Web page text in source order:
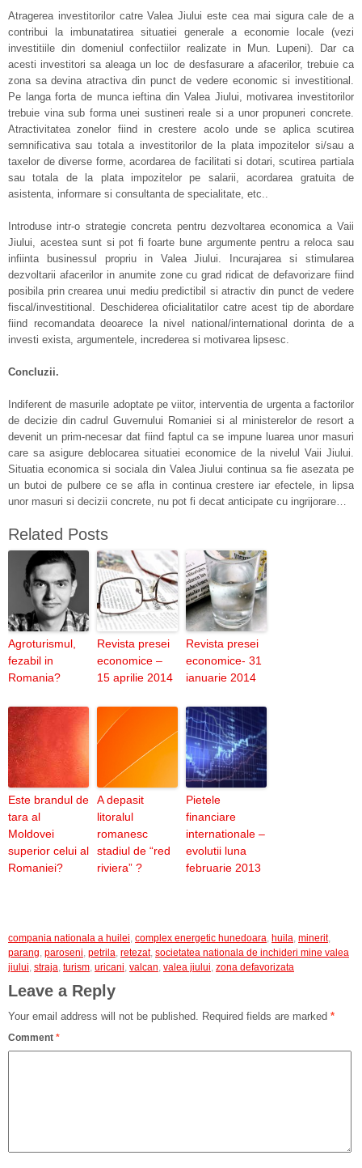
Atragerea investitorilor catre Valea Jiului este cea mai sigura cale de a
contribui la imbunatatirea situatiei generale a economie locale (vezi
investitiile din domeniul confectiilor realizate in Mun. Lupeni). Dar ca
acesti investitori sa aleaga un loc de desfasurare a afacerilor, trebuie ca
zona sa devina atractiva din punct de vedere economic si investitional.
Pe langa forta de munca ieftina din Valea Jiului, motivarea investitorilor
trebuie vina sub forma unei sustineri reale si a unor propuneri concrete.
Atractivitatea zonelor fiind in crestere acolo unde se aplica scutirea
semnificativa sau totala a investitorilor de la plata impozitelor si/sau a
taxelor de diverse forme, acordarea de facilitati si dotari, scutirea partiala
sau totala de la plata impozitelor pe salarii, acordarea gratuita de
asistenta, informare si consultanta de specialitate, etc..
Introduse intr-o strategie concreta pentru dezvoltarea economica a Vaii
Jiului, acestea sunt si pot fi foarte bune argumente pentru a reloca sau
infiinta businessul propriu in Valea Jiului. Incurajarea si stimularea
dezvoltarii afacerilor in anumite zone cu grad ridicat de defavorizare fiind
posibila prin crearea unui mediu predictibil si atractiv din punct de vedere
fiscal/investitional. Deschiderea oficialitatilor catre acest tip de abordare
fiind recomandata deoarece la nivel national/international dorinta de a
investi exista, argumentele, increderea si motivarea lipsesc.
Concluzii.
Indiferent de masurile adoptate pe viitor, interventia de urgenta a factorilor
de decizie din cadrul Guvernului Romaniei si al ministerelor de resort a
devenit un prim-necesar dat fiind faptul ca se impune luarea unor masuri
care sa asigure deblocarea situatiei economice de la nivelul Vaii Jiului.
Situatia economica si sociala din Valea Jiului continua sa fie asezata pe
un butoi de pulbere ce se afla in continua crestere iar efectele, in lipsa
unor masuri si decizii concrete, nu pot fi decat anticipate cu ingrijorare…
Related Posts
Agroturismul,
fezabil in
Romania?
Revista presei
economice –
15 aprilie 2014
Revista presei
economice- 31
ianuarie 2014
Este brandul de
tara al
Moldovei
superior celui al
Romaniei?
A depasit
litoralul
romanesc
stadiul de “red
riviera” ?
Pietele
financiare
internationale –
evolutii luna
februarie 2013
compania nationala a huilei, complex energetic hunedoara, huila, minerit,
parang, paroseni, petrila, retezat, societatea nationala de inchideri mine valea
jiului, straja, turism, uricani, valcan, valea jiului, zona defavorizata
Leave a Reply
Your email address will not be published. Required fields are marked *
Comment *